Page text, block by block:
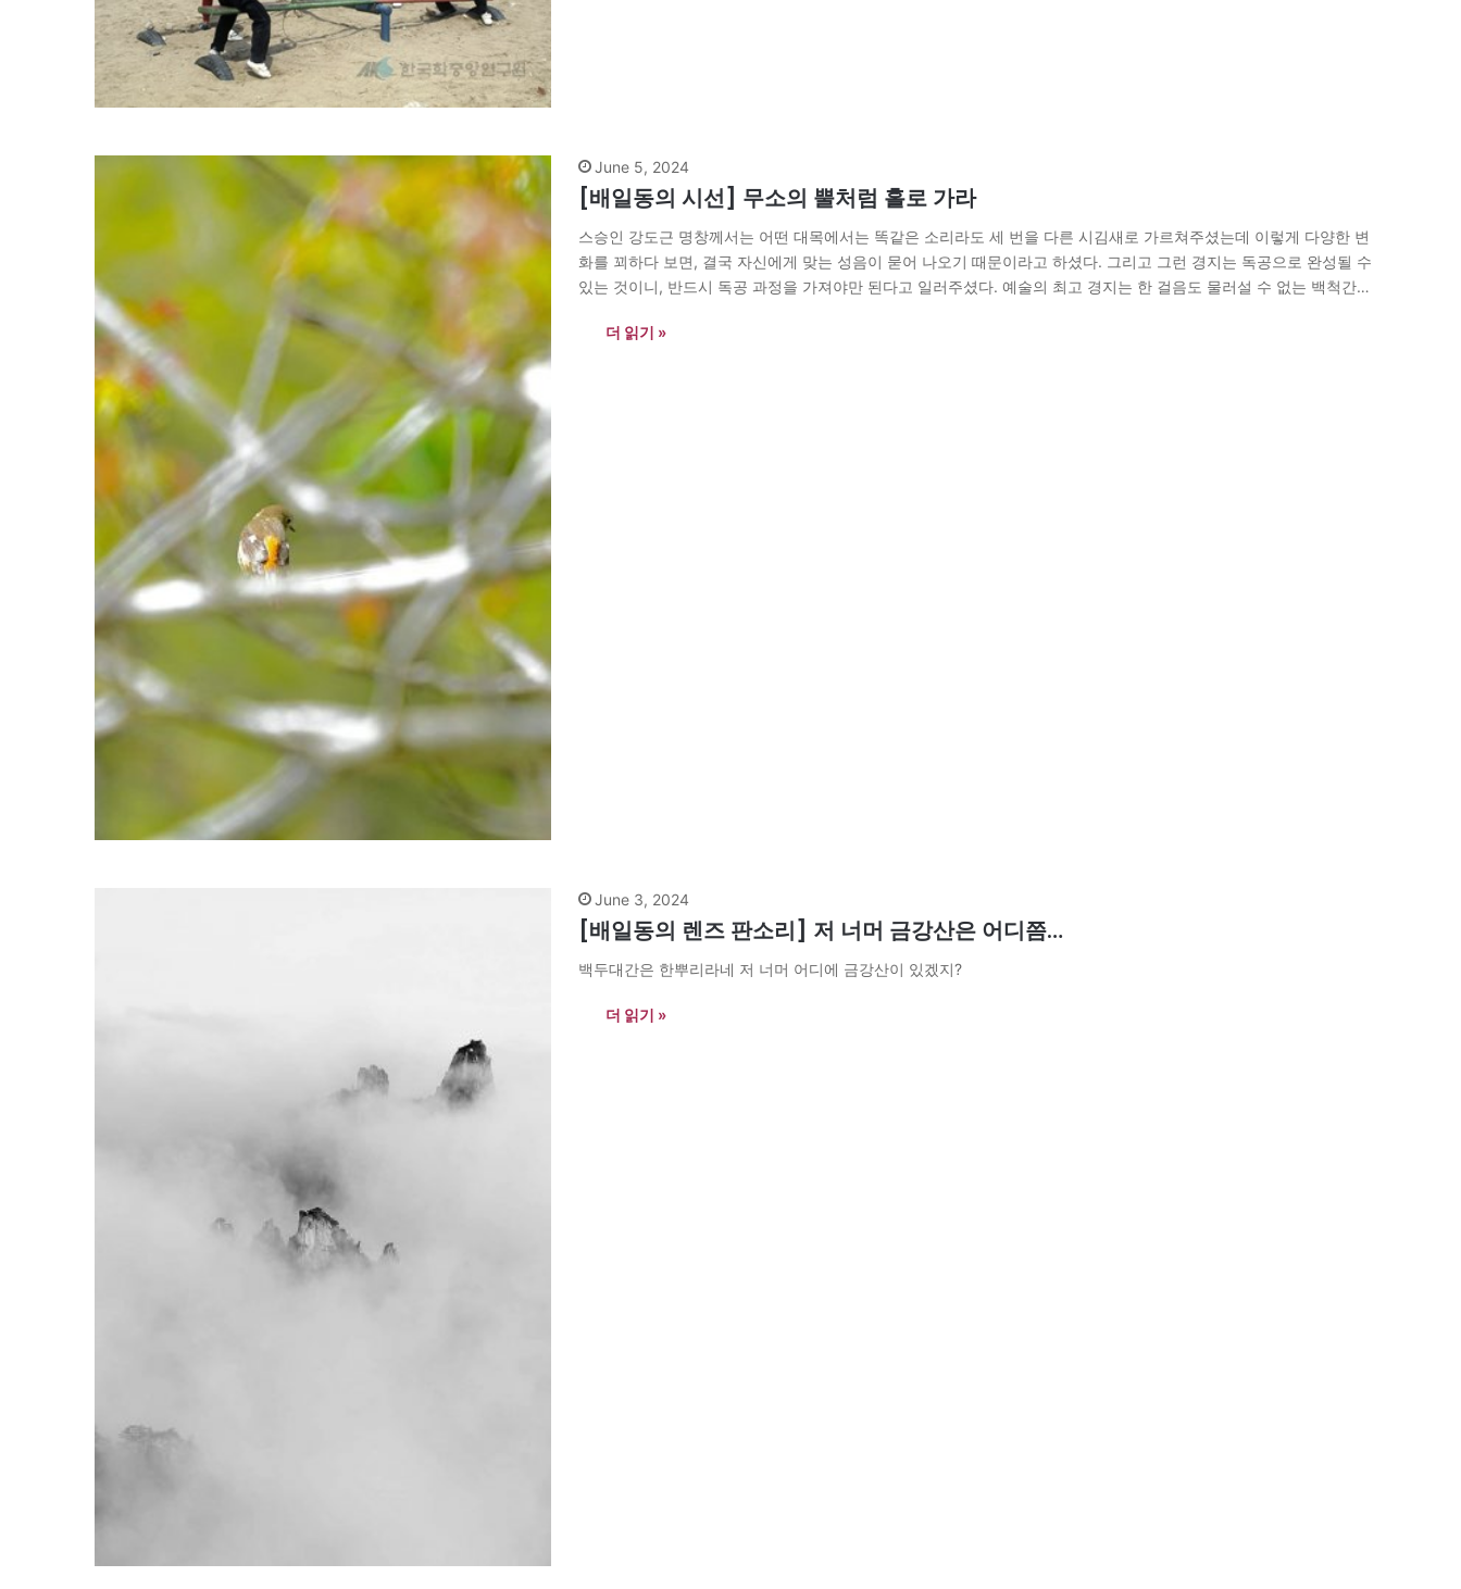
June 5, 2024
[배일동의 시선] 무소의 뿔처럼 홀로 가라
스승인 강도근 명창께서는 어떤 대목에서는 똑같은 소리라도 세 번을 다른 시김새로 가르쳐주셨는데 이렇게 다양한 변
화를 꾀하다 보면, 결국 자신에게 맞는 성음이 묻어 나오기 때문이라고 하셨다. 그리고 그런 경지는 독공으로 완성될 수
있는 것이니, 반드시 독공 과정을 가져야만 된다고 일러주셨다. 예술의 최고 경지는 한 걸음도 물러설 수 없는 백척간두
더 읽기 »
June 3, 2024
[배일동의 렌즈 판소리] 저 너머 금강산은 어디쯤…
백두대간은 한뿌리라네 저 너머 어디에 금강산이 있겠지?
더 읽기 »